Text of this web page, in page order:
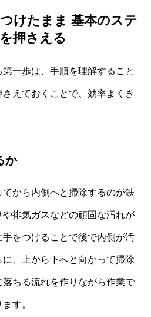
けたまま 基本のステ
押さえる
一歩は、手順を理解すること
えておくことで、効率よくき
か
から内側へと掃除するのが鉄
排気ガスなどの頑固な汚れが
をつけることで後で内側が汚
、上から下へと向かって掃除
ちる流れを作りながら作業で
す。